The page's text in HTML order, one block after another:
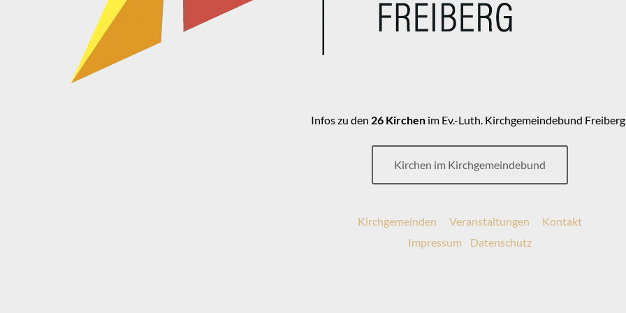
Infos zu den 26 Kirchen im Ev.-Luth. Kirchgemeindebund
Kirchen im Kirchgemeindebund
Kirchgemeinden Veranstaltungen
Kontakt
Impressum
Datenschutz